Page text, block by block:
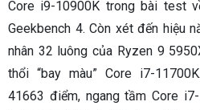
Core i9-10900K trong bài test
Geekbench 4. Còn xét đến hiệu
nhân 32 luông của Ryzen 9
thổi “bay màu” Core i7-
41663 điểm, ngang tầm Core